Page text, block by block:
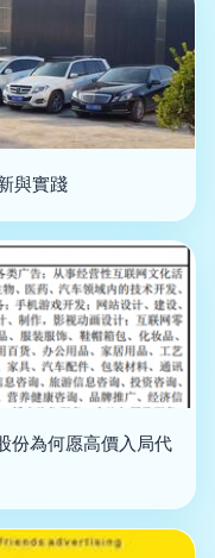
與實踐
份為何愿高價入局代